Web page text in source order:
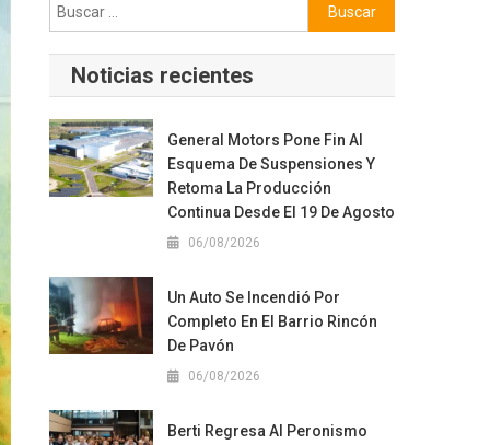
Buscar:
Noticias recientes
General Motors Pone Fin Al
Esquema De Suspensiones Y
Retoma La Producción
Continua Desde El 19 De Agosto
06/08/2026
Un Auto Se Incendió Por
Completo En El Barrio Rincón
De Pavón
06/08/2026
Berti Regresa Al Peronismo